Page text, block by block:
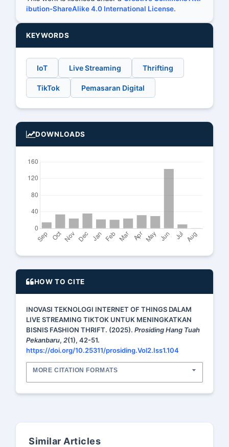
ibution-ShareAlike 4.0 International License.
KEYWORDS
IoT Live Streaming Thrifting
TikTok Pemasaran Digital
DOWNLOADS
HOW TO CITE
INOVASI TEKNOLOGI INTERNET OF THINGS DALAM
LIVE STREAMING TIKTOK UNTUK MENINGKATKAN
BISNIS FASHION THRIFT. (2025). Prosiding Hang Tuah
Pekanbaru, 2(1), 42-51.
https://doi.org/10.25311/prosiding.Vol2.Iss1.104
MORE CITATION FORMATS
Similar Articles